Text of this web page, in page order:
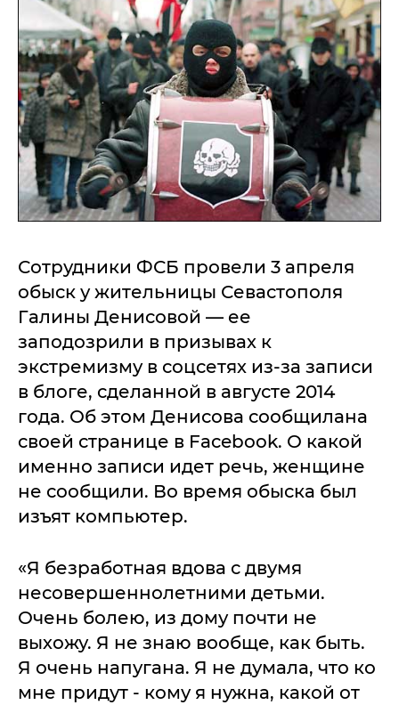
Сотрудники ФСБ провели 3 апреля
обыск у жительницы Севастополя
Галины Денисовой — ее
заподозрили в призывах к
экстремизму в соцсетях из-за записи
в блоге, сделанной в августе 2014
года. Об этом Денисова сообщилана
своей странице в Facebook. О какой
именно записи идет речь, женщине
не сообщили. Во время обыска был
изъят компьютер.
«Я безработная вдова с двумя
несовершеннолетними детьми.
Очень болею, из дому почти не
выхожу. Я не знаю вообще, как быть.
Я очень напугана. Я не думала, что ко
мне придут - кому я нужна, какой от